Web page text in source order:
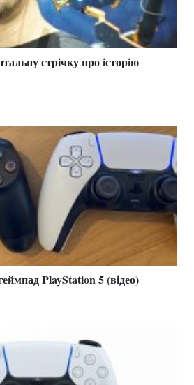
стрічку про історію
PlayStation 5 (відео)